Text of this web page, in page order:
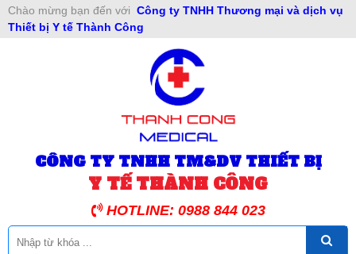
Chào mừng bạn đến với Công ty TNHH Thương mại và dịch vụ
Thiết bị Y tế Thành Công
CÔNG TY TNHH TM&DV THIẾT BỊ
Y TẾ THÀNH CÔNG
HOTLINE: 0988 844 023